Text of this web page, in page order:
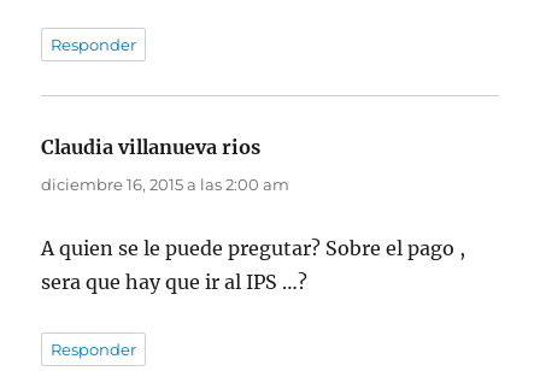
Responder
Claudia villanueva rios
diciembre 16, 2015 a las 2:00 am
A quien se le puede pregutar? Sobre el pago ,
sera que hay que ir al IPS …?
Responder